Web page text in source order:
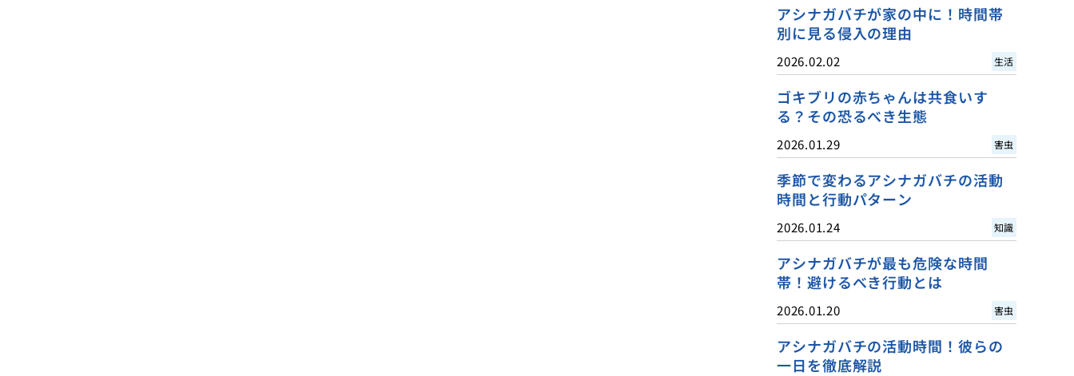
アシナガバチが家の中に！時間帯
別に見る侵入の理由
2026.02.02 生活
ゴキブリの赤ちゃんは共食いす
る？その恐るべき生態
2026.01.29 害虫
季節で変わるアシナガバチの活動
時間と行動パターン
2026.01.24 知識
アシナガバチが最も危険な時間
帯！避けるべき行動とは
2026.01.20 害虫
アシナガバチの活動時間！彼らの
一日を徹底解説